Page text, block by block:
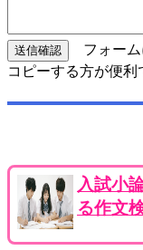
フォーム
コピーする方が便利
入試小
る作文